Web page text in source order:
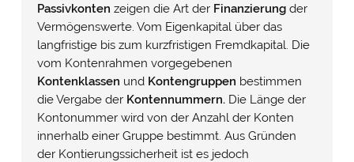
Passivkonten zeigen die Art der Finanzierung der
Vermögenswerte. Vom Eigenkapital über das
langfristige bis zum kurzfristigen Fremdkapital. Die
vom Kontenrahmen vorgegebenen
Kontenklassen und Kontengruppen bestimmen
die Vergabe der Kontennummern. Die Länge der
Kontonummer wird von der Anzahl der Konten
innerhalb einer Gruppe bestimmt. Aus Gründen
der Kontierungssicherheit ist es jedoch